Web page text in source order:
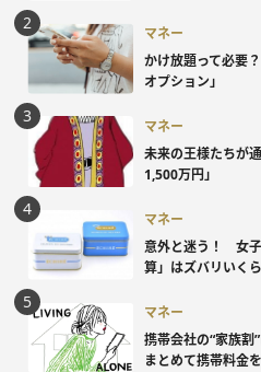
マネー
かけ放題って必要
オプション」
マネー
未来の王様たちが
1,500万円」
マネー
意外と迷う！ 女
算」はズバリいく
マネー
携帯会社の“家族
まとめて携帯料金